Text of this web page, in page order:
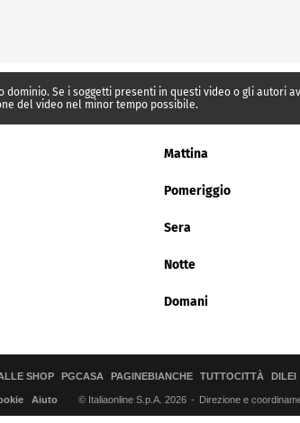
Se i soggetti presenti in questi video o gli
del video nel minor tempo possibile.
Mattina
Pomeriggio
Sera
Notte
Domani
SHOP PGCASA PAGINEBIANCHE TUTTOCITTÀ DILEI
Aiuto © Italiaonline S.p.A. 2026 Direzione e